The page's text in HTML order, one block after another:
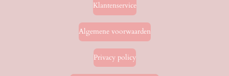
Klantenservice
Algemene voorwaarden
Privacy policy